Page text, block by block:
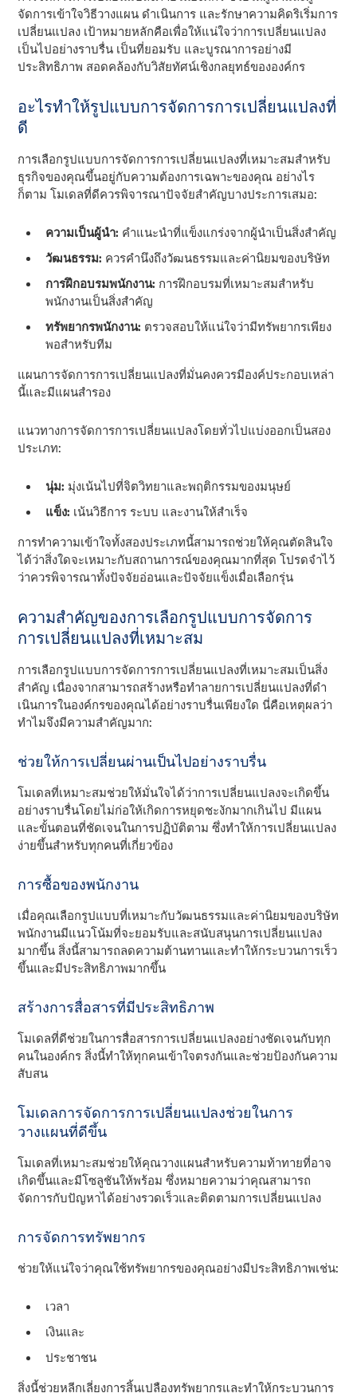
จัดการเข้าใจวิธีวางแผน ดําเนินการ และรักษาความคิดริเริ่มการ
เปลี่ยนแปลง เป้าหมายหลักคือเพื่อให้แน่ใจว่าการเปลี่ยนแปลง
เป็นไปอย่างราบรื่น เป็นที่ยอมรับ และบูรณาการอย่างมี
ประสิทธิภาพ สอดคล้องกับวิสัยทัศน์เชิงกลยุทธ์ขององค์กร
อะไรทําให้รูปแบบการจัดการการเปลี่ยนแปลงที่
ดี
การเลือกรูปแบบการจัดการการเปลี่ยนแปลงที่เหมาะสมสําหรับ
ธุรกิจของคุณขึ้นอยู่กับความต้องการเฉพาะของคุณ อย่างไร
ก็ตาม โมเดลที่ดีควรพิจารณาปัจจัยสําคัญบางประการเสมอ:
ความเป็นผู้นำ: คําแนะนําที่แข็งแกร่งจากผู้นําเป็นสิ่งสําคัญ
วัฒนธรรม: ควรคํานึงถึงวัฒนธรรมและค่านิยมของบริษัท
การฝึกอบรมพนักงาน: การฝึกอบรมที่เหมาะสมสําหรับ
พนักงานเป็นสิ่งสําคัญ
ทรัพยากรพนักงาน: ตรวจสอบให้แน่ใจว่ามีทรัพยากรเพียง
พอสําหรับทีม
แผนการจัดการการเปลี่ยนแปลงที่มั่นคงควรมีองค์ประกอบเหล่า
นี้และมีแผนสํารอง
แนวทางการจัดการการเปลี่ยนแปลงโดยทั่วไปแบ่งออกเป็นสอง
ประเภท:
นุ่ม: มุ่งเน้นไปที่จิตวิทยาและพฤติกรรมของมนุษย์
แข็ง: เน้นวิธีการ ระบบ และงานให้สําเร็จ
การทําความเข้าใจทั้งสองประเภทนี้สามารถช่วยให้คุณตัดสินใจ
ได้ว่าสิ่งใดจะเหมาะกับสถานการณ์ของคุณมากที่สุด โปรดจําไว้
ว่าควรพิจารณาทั้งปัจจัยอ่อนและปัจจัยแข็งเมื่อเลือกรุ่น
ความสําคัญของการเลือกรูปแบบการจัดการ
การเปลี่ยนแปลงที่เหมาะสม
การเลือกรูปแบบการจัดการการเปลี่ยนแปลงที่เหมาะสมเป็นสิ่ง
สําคัญ เนื่องจากสามารถสร้างหรือทําลายการเปลี่ยนแปลงที่ดํา
เนินการในองค์กรของคุณได้อย่างราบรื่นเพียงใด นี่คือเหตุผลว่า
ทําไมจึงมีความสําคัญมาก:
ช่วยให้การเปลี่ยนผ่านเป็นไปอย่างราบรื่น
โมเดลที่เหมาะสมช่วยให้มั่นใจได้ว่าการเปลี่ยนแปลงจะเกิดขึ้น
อย่างราบรื่นโดยไม่ก่อให้เกิดการหยุดชะงักมากเกินไป มีแผน
และขั้นตอนที่ชัดเจนในการปฏิบัติตาม ซึ่งทําให้การเปลี่ยนแปลง
ง่ายขึ้นสําหรับทุกคนที่เกี่ยวข้อง
การซื้อของพนักงาน
เมื่อคุณเลือกรูปแบบที่เหมาะกับวัฒนธรรมและค่านิยมของบริษัท
พนักงานมีแนวโน้มที่จะยอมรับและสนับสนุนการเปลี่ยนแปลง
มากขึ้น สิ่งนี้สามารถลดความต้านทานและทําให้กระบวนการเร็ว
ขึ้นและมีประสิทธิภาพมากขึ้น
สร้างการสื่อสารที่มีประสิทธิภาพ
โมเดลที่ดีช่วยในการสื่อสารการเปลี่ยนแปลงอย่างชัดเจนกับทุก
คนในองค์กร สิ่งนี้ทําให้ทุกคนเข้าใจตรงกันและช่วยป้องกันความ
สับสน
โมเดลการจัดการการเปลี่ยนแปลงช่วยในการ
วางแผนที่ดีขึ้น
โมเดลที่เหมาะสมช่วยให้คุณวางแผนสําหรับความท้าทายที่อาจ
เกิดขึ้นและมีโซลูชันให้พร้อม ซึ่งหมายความว่าคุณสามารถ
จัดการกับปัญหาได้อย่างรวดเร็วและติดตามการเปลี่ยนแปลง
การจัดการทรัพยากร
ช่วยให้แน่ใจว่าคุณใช้ทรัพยากรของคุณอย่างมีประสิทธิภาพเช่น:
เวลา
เงินและ
ประชาชน
สิ่งนี้ช่วยหลีกเลี่ยงการสิ้นเปลืองทรัพยากรและทําให้กระบวนการ